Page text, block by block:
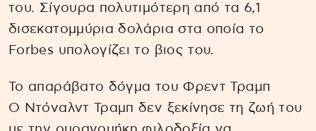
του. Σίγουρα πολυτιμότερη από τα 6,1
δισεκατομμύρια δολάρια στα οποία το
Forbes υπολογίζει το βιος του.
Το απαράβατο δόγμα του Φρεντ Τραμπ
Ο Ντόναλντ Τραμπ δεν ξεκίνησε τη ζωή του